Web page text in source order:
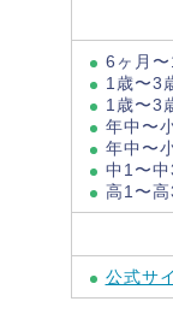
6ヶ月
1歳〜3
1歳〜3
年中〜
年中〜
中1〜
高1〜
公式サ